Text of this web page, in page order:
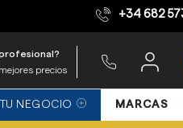
Equipo de expertos +34 682
precios
TU NEGOCIO MARCAS